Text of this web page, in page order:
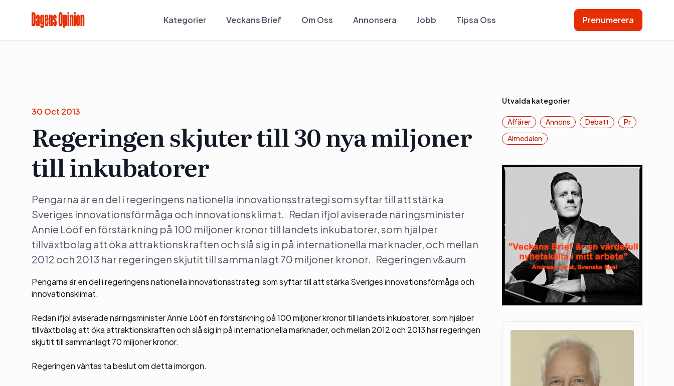
Kategorier Veckans Brief Om Oss Annonsera Jobb Tipsa Oss Prenumerera
30 Oct 2013
Regeringen skjuter till 30 nya miljoner
till inkubatorer
Pengarna är en del i regeringens nationella innovationsstrategi som syftar till att stärka
Sveriges innovationsförmåga och innovationsklimat. Redan ifjol aviserade näringsminister
Annie Lööf en förstärkning på 100 miljoner kronor till landets inkubatorer, som hjälper
tillväxtbolag att öka attraktionskraften och slå sig in på internationella marknader, och mellan
2012 och 2013 har regeringen skjutit till sammanlagt 70 miljoner kronor. Regeringen v&aum
Pengarna är en del i regeringens nationella innovationsstrategi som syftar till att stärka Sveriges innovationsförmåga och
innovationsklimat.
Redan ifjol aviserade näringsminister Annie Lööf en förstärkning på 100 miljoner kronor till landets inkubatorer, som hjälper
tillväxtbolag att öka attraktionskraften och slå sig in på internationella marknader, och mellan 2012 och 2013 har regeringen
skjutit till sammanlagt 70 miljoner kronor.
Regeringen väntas ta beslut om detta imorgon.
Utvalda kategorier
Affärer Annons Debatt
Pr
Almedalen